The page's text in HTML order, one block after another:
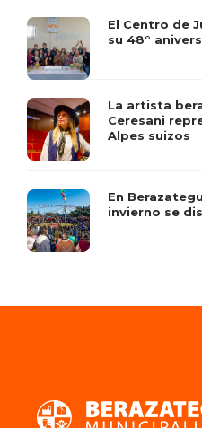
El Centro de
su 48°
La artista
Ceresani
Alpes suizos
En
invierno se